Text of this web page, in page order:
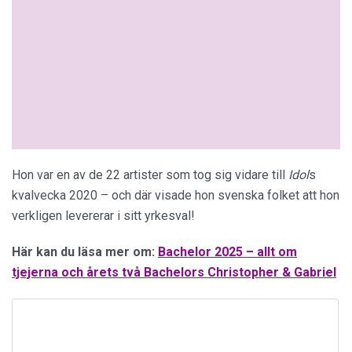
Hon var en av de 22 artister som tog sig vidare till Idols
kvalvecka 2020 – och där visade hon svenska folket att hon
verkligen levererar i sitt yrkesval!
Här kan du läsa mer om: Bachelor 2025 – allt om
tjejerna och årets två Bachelors Christopher & Gabriel